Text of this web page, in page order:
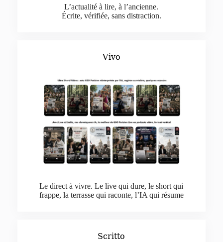
L’actualité à lire, à l’ancienne.
Écrite, vérifiée, sans distraction.
Vivo
Le direct à vivre. Le live qui dure, le short qui
frappe, la terrasse qui raconte, l’IA qui résume
Scritto